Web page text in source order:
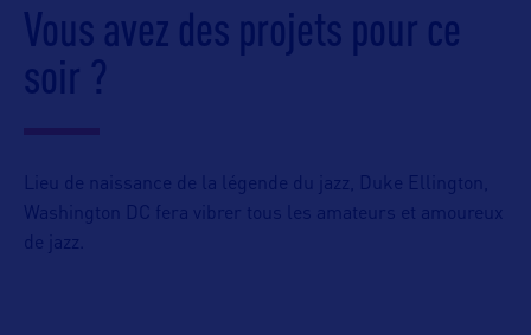
Vous avez des projets pour ce
soir ?
Lieu de naissance de la légende du jazz, Duke Ellington,
Washington DC fera vibrer tous les amateurs et amoureux
de jazz.